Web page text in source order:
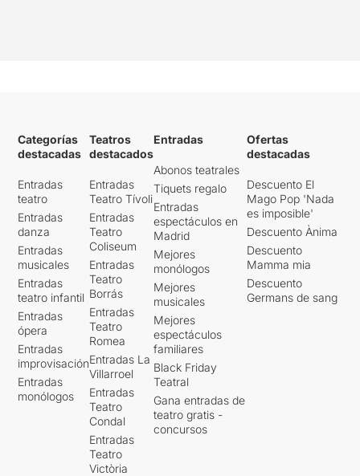
Categorías
destacadas
Entradas
teatro
Entradas
danza
Entradas
musicales
Entradas
teatro infantil
Entradas
ópera
Entradas
improvisación
Entradas
monólogos
Teatros
destacados
Entradas
Teatro Tívoli
Entradas
Teatro
Coliseum
Entradas
Teatro
Borrás
Entradas
Teatro
Romea
Entradas La
Villarroel
Entradas
Teatro
Condal
Entradas
Teatro
Victòria
Entradas
Abonos teatrales
Tiquets regalo
Entradas
espectáculos en
Madrid
Mejores
monólogos
Mejores
musicales
Mejores
espectáculos
familiares
Black Friday
Teatral
Gana entradas de
teatro gratis -
concursos
Ofertas
destacadas
Descuento El
Mago Pop 'Nada
es imposible'
Descuento Ànima
Descuento
Mamma mia
Descuento
Germans de sang